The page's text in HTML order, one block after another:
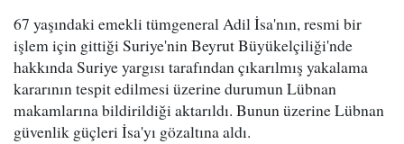
67 yaşındaki emekli tümgeneral Adil İsa'nın, resmi bir
işlem için gittiği Suriye'nin Beyrut Büyükelçiliği'nde
hakkında Suriye yargısı tarafından çıkarılmış yakalama
kararının tespit edilmesi üzerine durumun Lübnan
makamlarına bildirildiği aktarıldı. Bunun üzerine Lübnan
güvenlik güçleri İsa'yı gözaltına aldı.